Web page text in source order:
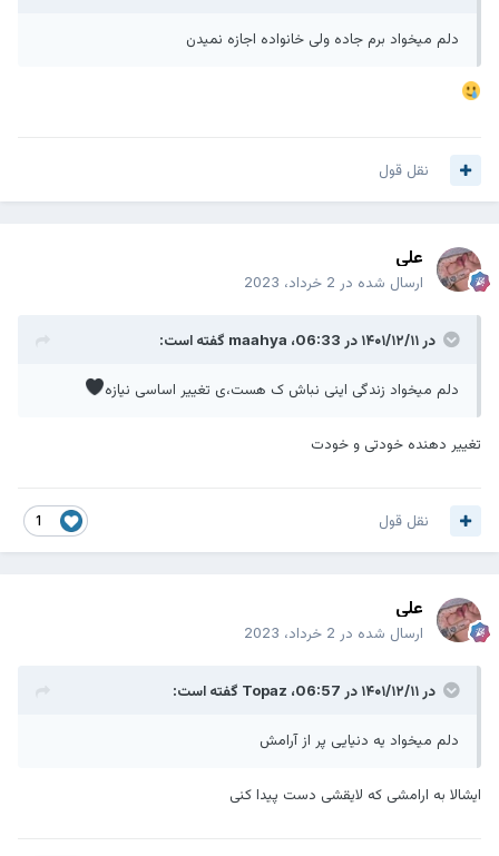
دلم میخواد برم جاده ولی خانواده اجازه نمیدن
نقل قول
علی
ارسال شده در 2 خرداد، 2023
در ۱۴۰۱/۱۲/۱۱ در 06:33، maahyaگفته است:
دلم میخواد زندگی اینی نباش ک هست،ی تغییر اساسی نیازه
تغییر دهنده خودتی و خودت
نقل قول
علی
ارسال شده در 2 خرداد، 2023
در ۱۴۰۱/۱۲/۱۱ در 06:57، Topazگفته است:
دلم میخواد یه دنیایی پر از آرامش
ایشالا به ارامشی که لایقشی دست پیدا کنی